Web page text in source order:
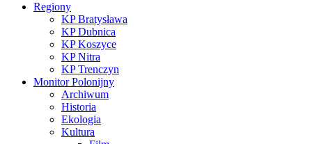
Regiony
KP Bratysława
KP Dubnica
KP Koszyce
KP Nitra
KP Trenczyn
Monitor Polonijny
Archiwum
Historia
Ekologia
Kultura